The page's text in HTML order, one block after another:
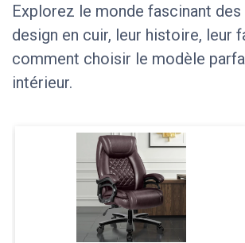
Explorez le monde fascinant
design en cuir, leur histoire, leur
comment choisir le modèle
intérieur.